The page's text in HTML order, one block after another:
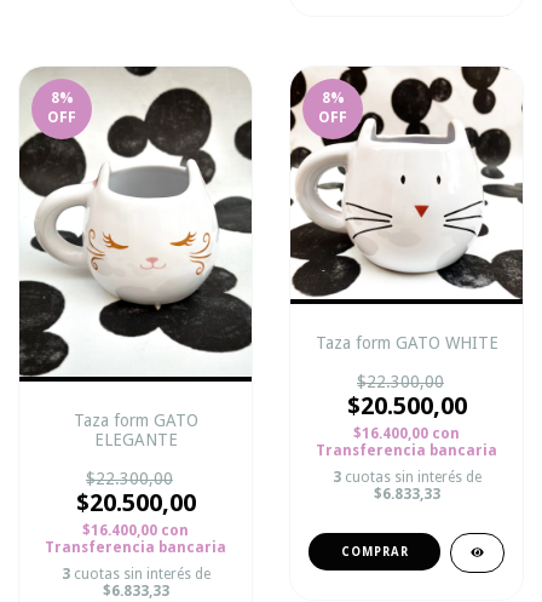
8%
OFF
Taza form GATO
ELEGANTE
$22.300,00
$20.500,00
$16.400,00 con
Transferencia bancaria
3 cuotas sin interés de
$6.833,33
8%
OFF
Taza form GATO WHITE
$22.300,00
$20.500,00
$16.400,00 con
Transferencia bancaria
3 cuotas sin interés de
$6.833,33